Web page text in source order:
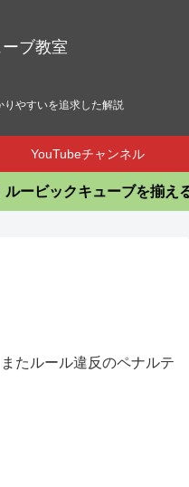
ブ教室
やすいを追求した解説
YouTubeチャンネル
ービックキューブを揃える
たルール違反のペナルテ